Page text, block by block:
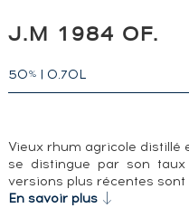
J.M 1984 OF.
50% | 0.70L
Vieux rhum agricole distillé
se distingue par son
versions plus récentes sont
En savoir plus